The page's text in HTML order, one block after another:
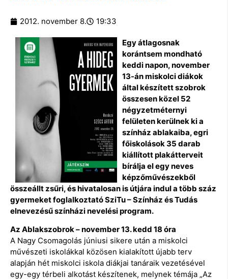
2012. november 8. 19:33
Egy átlagosnak
korántsem mondható
keddi napon, november
13-án miskolci diákok
által készített szobrok
összesen közel 52
négyzetméternyi
felületen kerülnek ki a
színház ablakaiba, egri
főiskolások 35 darab
kiállított plakátterveit
bírálja el egy neves
képzőművészekből
összeállt zsűri, és hivatalosan is útjára indul a több száz
gyermeket foglalkoztató SziTu – Színház és Tudás
elnevezésű színházi nevelési program.
Az Ablakszobrok – november 13. kedd 18 óra
A Nagy Csomagolás júniusi sikere után a miskolci
művészeti iskolákkal közösen kialakított újabb terv
alapján hét miskolci iskola diákjai tanáraik vezetésével
egy-egy térbeli alkotást készítenek, melynek témája „Az